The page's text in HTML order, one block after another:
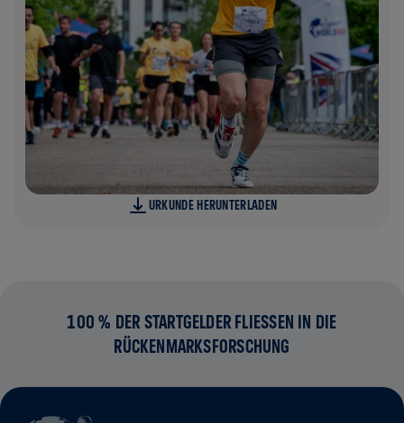
URKUNDE HERUNTERLADEN
100 % DER STARTGELDER FLIESSEN IN DIE R
ÜCKENMARKSFORSCHUNG